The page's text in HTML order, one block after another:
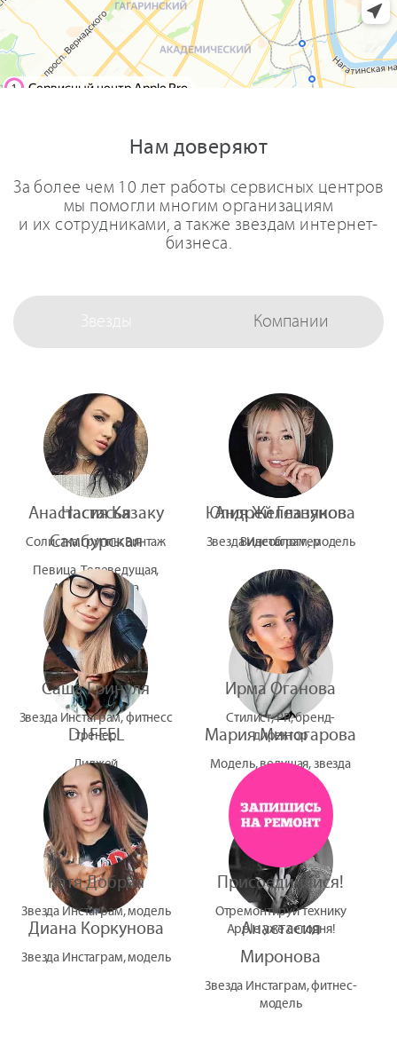
Нам доверяют
За более чем 10 лет работы сервисных центров
мы помогли многим организациям
и их сотрудниками, а также звездам интернет-
бизнеса.
Звезды Компании
Настасья
Самбурская
Певица, Телеведущая,
Актриса Театра
Андрей Глазунов
Видеоблоггер
DJ FEEL
Диджей
Мария Миногарова
Модель, ведущая, звезда
Диана Коркунова
Звезда Инстаграм, модель
Анастасия
Миронова
Звезда Инстаграм, фитнес-
модель
Анастасия Казаку
Солистка группы Винтаж
Юлия Железнякова
Звезда Инстаграм, модель
Саша Гринуля
Звезда Инстаграм, фитнесс
тренер
Ирма Оганова
Стилист, PR, бренд-
директор
Катя Добрая
Звезда Инстаграм, модель
Присоединяйся!
Отремонтируй технику
Apple уже сегодня!